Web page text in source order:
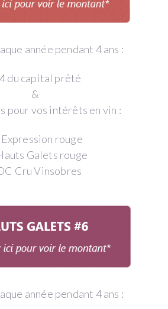
année pendant 4 ans :
du capital prêté
&
pour vos intérêts en vin :
Expression rouge
Galets rouge
Cru Vinsobres
année pendant 4 ans :